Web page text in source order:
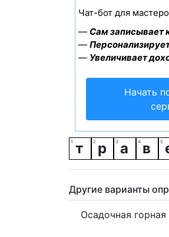
Чат-бот для
— Сам записывает
—
— Увеличивает
Начать
т р а в
Другие варианты
Осадочная